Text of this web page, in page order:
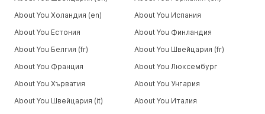
About You Холандия (en)
About You Испания
About You Естония
About You Финландия
About You Белгия (fr)
About You Швейцария (fr)
About You Франция
About You Люксембург
About You Хърватия
About You Унгария
About You Швейцария (it)
About You Италия